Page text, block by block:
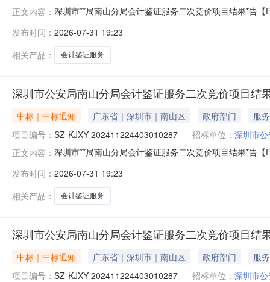
正文内容： 深圳市**局南山分局会计鉴证服务二次竞价项目结果*告
山**分局经济犯罪侦查大队525非法吸收*众存款案（经
发布时间： 2026-07-31 19:23
相关产品：
会计鉴证服务
深圳市公安局南山分局会计鉴证服务二次竞价项目结
中标｜中标通知 广东省｜深圳市｜南山区 政府部门
服务
项目编号： SZ-KJXY-202411224403010287 招标单位： 深圳市
正文内容： 深圳市**局南山分局会计鉴证服务二次竞价项目结果*告
山**分局经济犯罪侦查大队06.12非法吸收*众存款案（
发布时间： 2026-07-31 19:23
相关产品：
会计鉴证服务
深圳市公安局南山分局会计鉴证服务二次竞价项目结
中标｜中标通知 广东省｜深圳市｜南山区 政府部门
服务
项目编号： SZ-KJXY-202411224403010287 招标单位： 深圳市